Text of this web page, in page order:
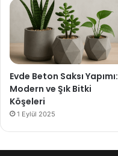
Evde Beton Saksı Yapımı:
Modern ve Şık Bitki
Köşeleri
1 Eylül 2025